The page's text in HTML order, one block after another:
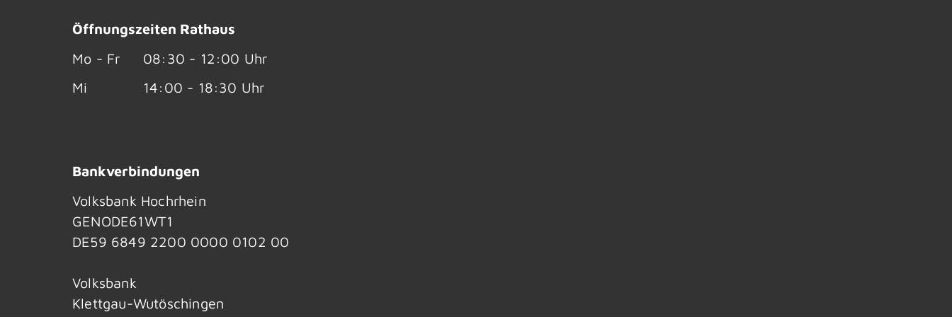
Öffnungszeiten Rathaus
Mo - Fr
08:30 - 12:00 Uhr
Mi
14:00 - 18:30 Uhr
Bankverbindungen
Volksbank Hochrhein
GENODE61WT1
DE59 6849 2200 0000 0102 00
Volksbank
Klettgau-Wutöschingen